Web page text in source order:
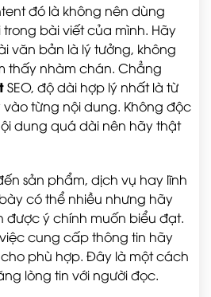
đó là không nên dùng
bài viết của mình. Hãy
văn bản là lý tưởng, không
thấy nhàm chán. Chẳng
SEO, độ dài hợp lý nhất là từ
vào từng nội dung. Không độc
dung quá dài nên hãy thật
sản phẩm, dịch vụ hay lĩnh
có thể nhiều nhưng hãy
được ý chính muốn biểu đạt.
cung cấp thông tin hãy
cho phù hợp. Đây là một cách
lòng tin với người đọc.